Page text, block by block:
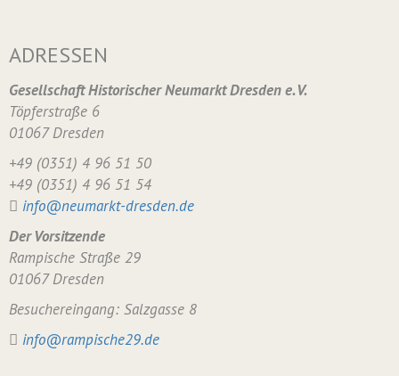
ADRESSEN
Gesellschaft Historischer Neumarkt Dresden e. V.
Töpferstraße 6
01067 Dresden
+49 (0351) 4 96 51 50
+49 (0351) 4 96 51 54
info@neumarkt-dresden.de
Der Vorsitzende
Rampische Straße 29
01067 Dresden
Besuchereingang: Salzgasse 8
info@rampische29.de